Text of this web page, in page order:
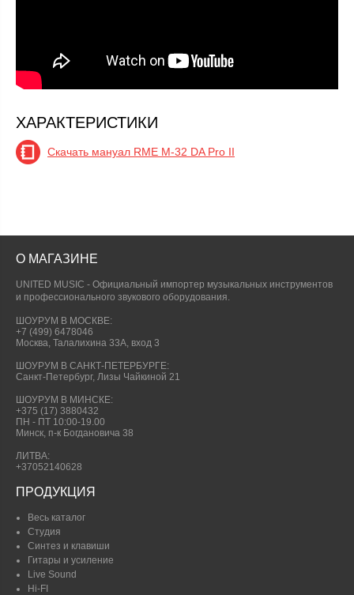
ХАРАКТЕРИСТИКИ
Скачать мануал RME M-32 DA Pro II
О МАГАЗИНЕ
UNITED MUSIC - Официальный импортер музыкальных инструментов
и профессионального звукового оборудования.
ШОУРУМ В МОСКВЕ:
+7 (499) 6478046
Москва, Талалихина 33А, вход 3
ШОУРУМ В САНКТ-ПЕТЕРБУРГЕ:
Санкт-Петербург, Лизы Чайкиной 21
ШОУРУМ В МИНСКЕ:
+375 (17) 3880432
ПН - ПТ 10:00-19.00
Минск, п-к Богдановича 38
ЛИТВА:
+37052140628
ПРОДУКЦИЯ
Весь каталог
Студия
Синтез и клавиши
Гитары и усиление
Live Sound
Hi-FI